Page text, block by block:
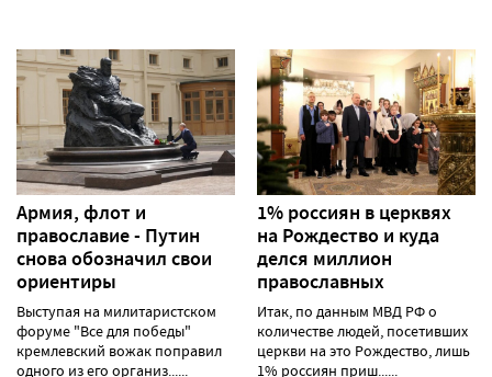
Армия, флот и
православие - Путин
снова обозначил свои
ориентиры
Выступая на милитаристском
форуме "Все для победы"
кремлевский вожак поправил
одного из его организ......
1% россиян в церквях
на Рождество и куда
делся миллион
православных
Итак, по данным МВД РФ о
количестве людей, посетивших
церкви на это Рождество, лишь
1% россиян приш......